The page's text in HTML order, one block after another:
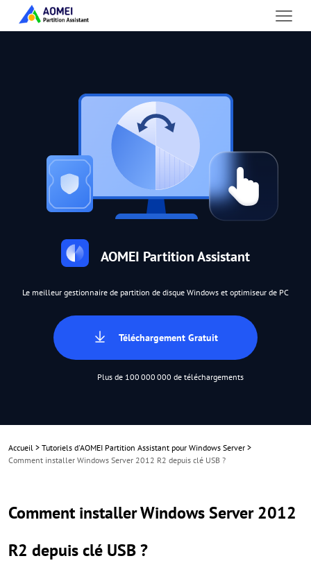
AOMEI Partition Assistant
Le meilleur gestionnaire de partition de disque Windows et optimiseur de PC
Téléchargement Gratuit
Plus de 100 000 000 de téléchargements
Accueil > Tutoriels d'AOMEI Partition Assistant pour Windows Server >
Comment installer Windows Server 2012 R2 depuis clé USB ?
Comment installer Windows Server 2012
R2 depuis clé USB ?